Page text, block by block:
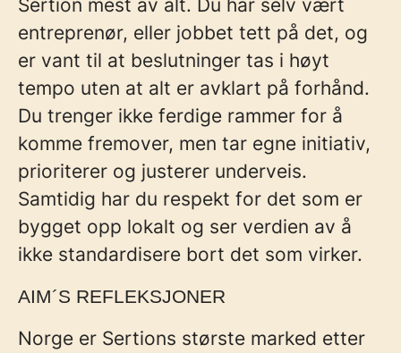
Sertion mest av alt. Du har selv vært
entreprenør, eller jobbet tett på det, og
er vant til at beslutninger tas i høyt
tempo uten at alt er avklart på forhånd.
Du trenger ikke ferdige rammer for å
komme fremover, men tar egne initiativ,
prioriterer og justerer underveis.
Samtidig har du respekt for det som er
bygget opp lokalt og ser verdien av å
ikke standardisere bort det som virker.
AIM´S REFLEKSJONER
Norge er Sertions største marked etter